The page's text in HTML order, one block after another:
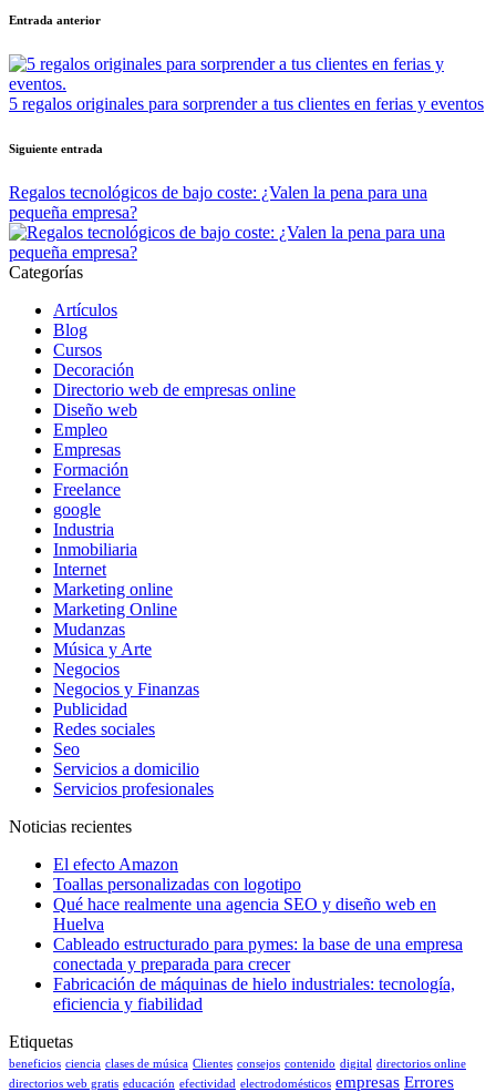
Navegación
de
entradas
Entrada anterior
5 regalos originales para sorprender a tus clientes en ferias y eventos
Siguiente entrada
Regalos tecnológicos de bajo coste: ¿Valen la pena para una
pequeña empresa?
Categorías
Artículos
Blog
Cursos
Decoración
Directorio web de empresas online
Diseño web
Empleo
Empresas
Formación
Freelance
google
Industria
Inmobiliaria
Internet
Marketing online
Marketing Online
Mudanzas
Música y Arte
Negocios
Negocios y Finanzas
Publicidad
Redes sociales
Seo
Servicios a domicilio
Servicios profesionales
Noticias recientes
El efecto Amazon
Toallas personalizadas con logotipo
Qué hace realmente una agencia SEO y diseño web en
Huelva
Cableado estructurado para pymes: la base de una empresa
conectada y preparada para crecer
Fabricación de máquinas de hielo industriales: tecnología,
eficiencia y fiabilidad
Etiquetas
beneficios ciencia clases de música Clientes consejos contenido digital directorios online
directorios web gratis educación efectividad electrodomésticos empresas Errores